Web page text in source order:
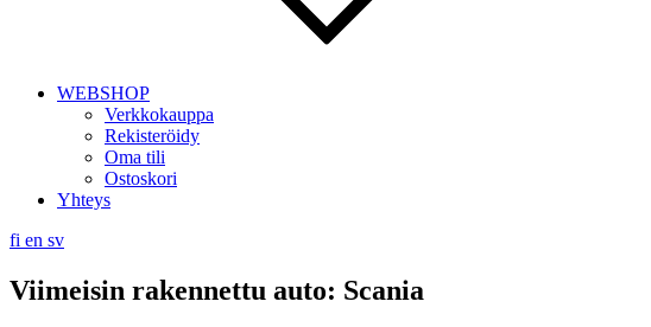
WEBSHOP
Verkkokauppa
Rekisteröidy
Oma tili
Ostoskori
Yhteys
fi en sv
Viimeisin rakennettu auto: Scania